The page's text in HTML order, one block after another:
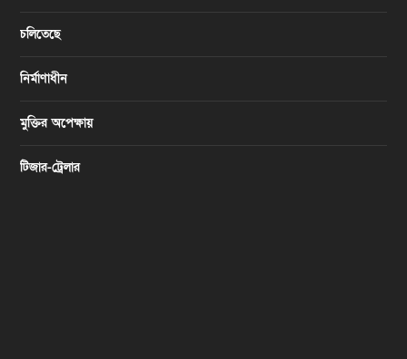
চলিতেছে
নির্মাণাধীন
মুক্তির অপেক্ষায়
টিজার-ট্রেলার